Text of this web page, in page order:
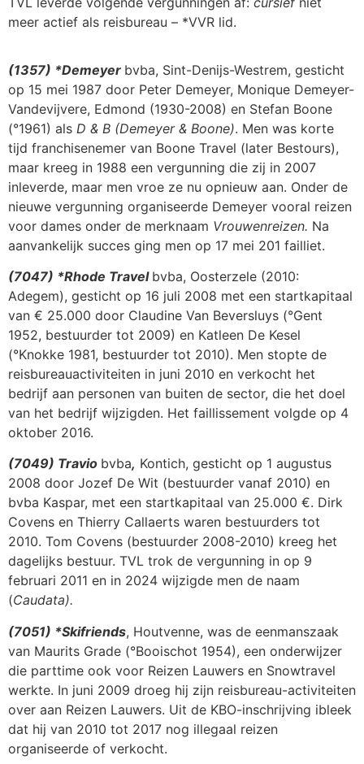
meer actief als reisbureau – *VVR lid.
(1357) *Demeyer bvba, Sint-Denijs-Westrem, gesticht
op 15 mei 1987 door Peter Demeyer, Monique Demeyer-
Vandevijvere, Edmond (1930-2008) en Stefan Boone
(°1961) als D & B (Demeyer & Boone). Men was korte
tijd franchisenemer van Boone Travel (later Bestours),
maar kreeg in 1988 een vergunning die zij in 2007
inleverde, maar men vroe ze nu opnieuw aan. Onder de
nieuwe vergunning organiseerde Demeyer vooral reizen
voor dames onder de merknaam Vrouwenreizen. Na
aanvankelijk succes ging men op 17 mei 201 failliet.
(7047) *Rhode Travel bvba, Oosterzele (2010:
Adegem), gesticht op 16 juli 2008 met een startkapitaal
van € 25.000 door Claudine Van Beversluys (°Gent
1952, bestuurder tot 2009) en Katleen De Kesel
(°Knokke 1981, bestuurder tot 2010). Men stopte de
reisbureauactiviteiten in juni 2010 en verkocht het
bedrijf aan personen van buiten de sector, die het doel
van het bedrijf wijzigden. Het faillissement volgde op 4
oktober 2016.
(7049) Travio bvba, Kontich, gesticht op 1 augustus
2008 door Jozef De Wit (bestuurder vanaf 2010) en
bvba Kaspar, met een startkapitaal van 25.000 €. Dirk
Covens en Thierry Callaerts waren bestuurders tot
2010. Tom Covens (bestuurder 2008-2010) kreeg het
dagelijks bestuur. TVL trok de vergunning in op 9
februari 2011 en in 2024 wijzigde men de naam
(Caudata).
(7051) *Skifriends, Houtvenne, was de eenmanszaak
van Maurits Grade (°Booischot 1954), een onderwijzer
die parttime ook voor Reizen Lauwers en Snowtravel
werkte. In juni 2009 droeg hij zijn reisbureau-activiteiten
over aan Reizen Lauwers. Uit de KBO-inschrijving ibleek
dat hij van 2010 tot 2017 nog illegaal reizen
organiseerde of verkocht.